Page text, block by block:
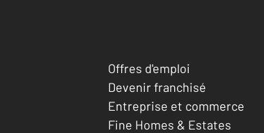
Offres d'emploi
Devenir franchisé
Entreprise et commerce
Fine Homes & Estates